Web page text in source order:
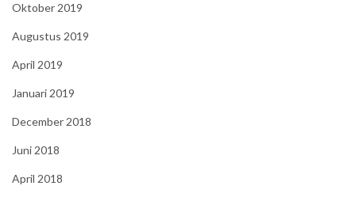
Oktober 2019
Augustus 2019
April 2019
Januari 2019
December 2018
Juni 2018
April 2018